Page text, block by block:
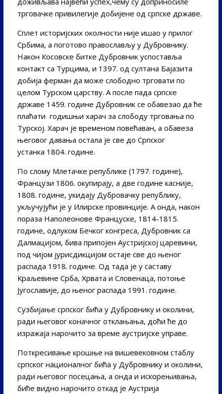
трговачке привилегије добијене од српске државе.
Сплет историјских околности није ишао у прилог
Србима, а поготово православљу у Дубровнику.
Након Косовске битке Дубровник успоставља
контакт са Турцима, и 1397. од султана Бајазита
добија ферман да може слободно трговати по
целом Турском царству. А после пада српске
државе 1459. године Дубровник се обавезао да ће
плаћати годишњи харач за слободу трговања по
Турској. Харач је временом повећаван, а обавеза
његовог давања остала је све до Српског
устанка 1804. године.
По слому Млетачке републике (1797. године),
Французи 1806. окупирају, а две године касније,
1808. године, укидају Дубровачку републику,
укључујући је у Илирске провинције. А онда, након
пораза Наполеонове Француске, 1814-1815.
године, одлуком Бечког конгреса, Дубровник са
Далмацијом, бива припојен Аустријској царевини,
под чијом јурисдикцијом остаје све до њеног
распада 1918. године. Од тада је у саставу
Краљевине Срба, Хрвата и Словенаца, потоње
Југославије, до њеног распада 1991. године.
Сузбијање српског бића у Дубровнику и околини,
ради његовог коначног отклањања, доћи ће до
изражаја нарочито за време аустријске управе.
Поткресивање крошње на вишевековном стаблу
српског националног бића у Дубровнику и околини,
ради његовог посецања, а онда и искорењивања,
биће видно нарочито откад је Аустрија